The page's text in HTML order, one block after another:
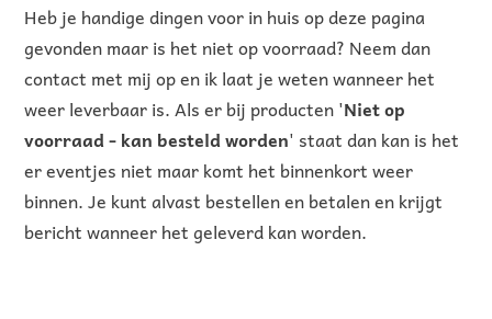
Heb je handige dingen voor in huis op deze pagina
gevonden maar is het niet op voorraad? Neem dan
contact met mij op en ik laat je weten wanneer het
weer leverbaar is. Als er bij producten 'Niet op
voorraad - kan besteld worden' staat dan kan is het
er eventjes niet maar komt het binnenkort weer
binnen. Je kunt alvast bestellen en betalen en krijgt
bericht wanneer het geleverd kan worden.